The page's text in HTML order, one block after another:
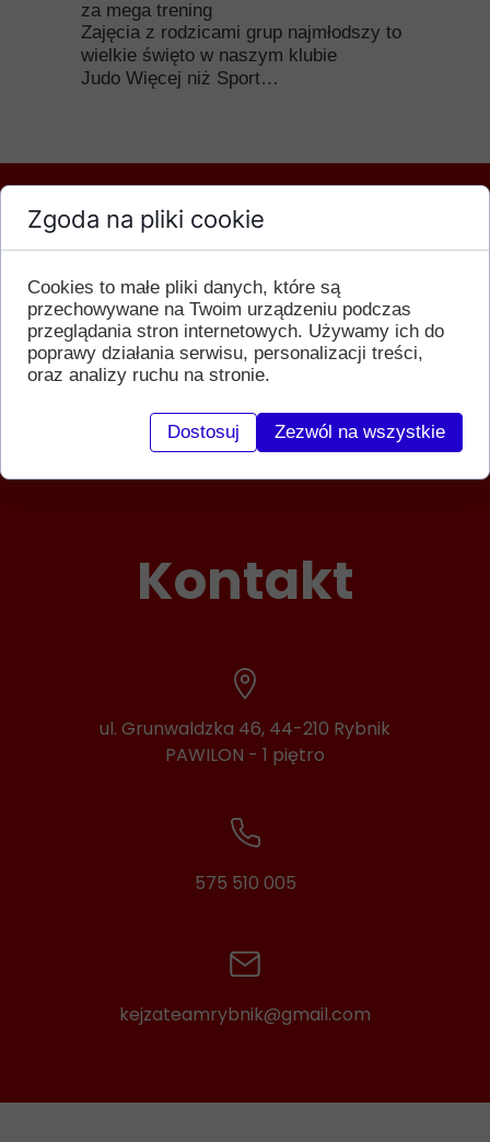
za mega trening
Zajęcia z rodzicami grup najmłodszy to
wielkie święto w naszym klubie
Judo Więcej niż Sport…
kejzateamrybnik@gmail.com
575 510 005
ul. Grunwaldzka 46, 44-210 Rybnik
PAWILON - 1 piętro
Kontakt
Zgoda na pliki cookie
Cookies to małe pliki danych, które są
przechowywane na Twoim urządzeniu podczas
przeglądania stron internetowych. Używamy ich do
poprawy działania serwisu, personalizacji treści,
oraz analizy ruchu na stronie.
Dostosuj Zezwól na wszystkie